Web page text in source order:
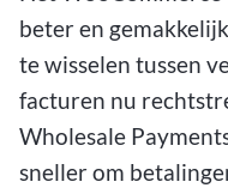
beter en
te wisselen tussen
facturen nu
Wholesale
sneller om